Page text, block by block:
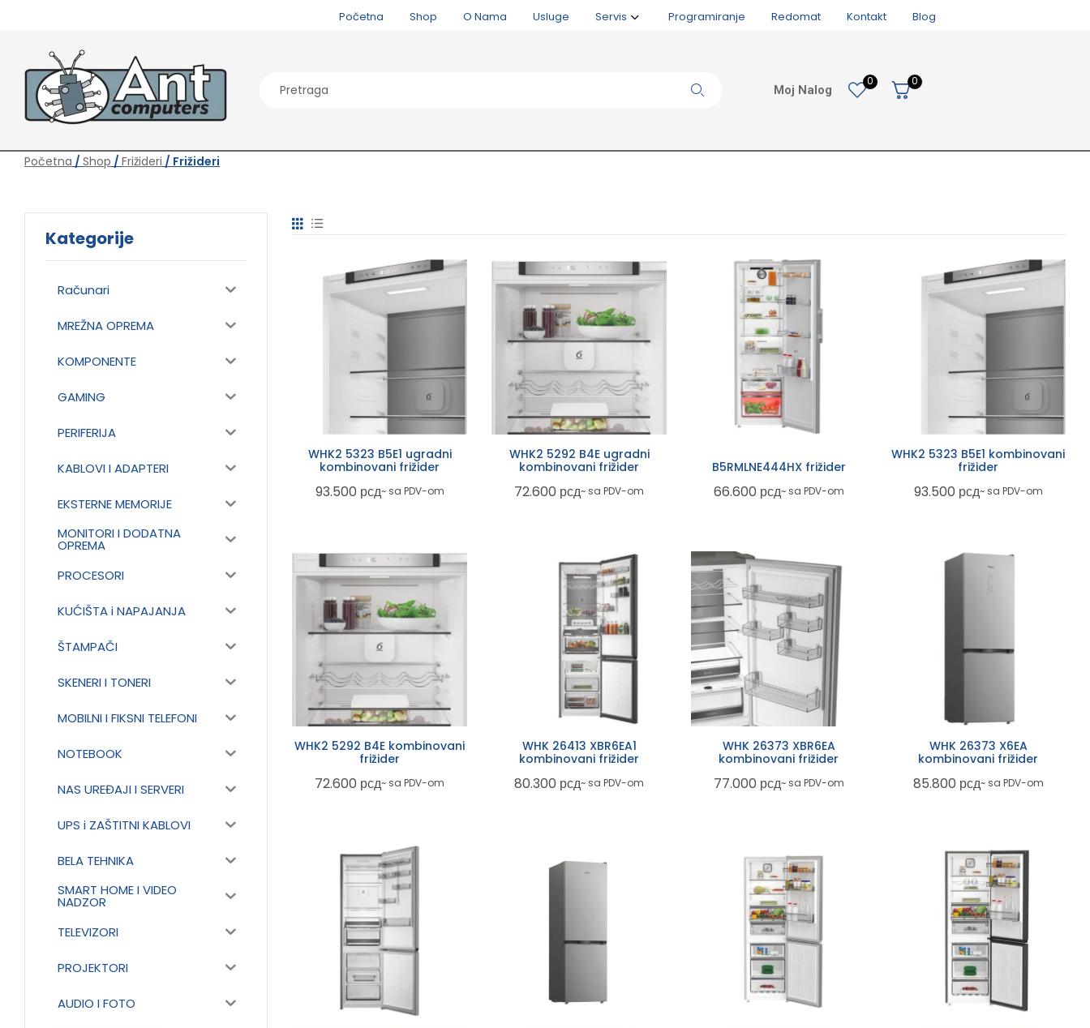
Početna Shop O Nama Usluge Servis Programiranje Redomat Kontakt Blog
Moj Nalog
0 0
Početna / Shop / Frižideri / Frižideri
WHK2 5323 B5E1 ugradni
kombinovani frižider
93.500 рсд~ sa PDV-om
WHK2 5292 B4E ugradni
kombinovani frižider
72.600 рсд~ sa PDV-om
B5RMLNE444HX frižider
66.600 рсд~ sa PDV-om
WHK2 5323 B5E1 kombinovani
frižider
93.500 рсд~ sa PDV-om
WHK2 5292 B4E kombinovani
frižider
72.600 рсд~ sa PDV-om
WHK 26413 XBR6EA1
kombinovani frižider
80.300 рсд~ sa PDV-om
WHK 26373 XBR6EA
kombinovani frižider
77.000 рсд~ sa PDV-om
WHK 26373 X6EA
kombinovani frižider
85.800 рсд~ sa PDV-om
Kategorije
Računari
MREŽNA OPREMA
KOMPONENTE
GAMING
PERIFERIJA
KABLOVI I ADAPTERI
EKSTERNE MEMORIJE
MONITORI I DODATNA
OPREMA
PROCESORI
KUĆIŠTA i NAPAJANJA
ŠTAMPAČI
SKENERI I TONERI
MOBILNI I FIKSNI TELEFONI
NOTEBOOK
NAS UREĐAJI I SERVERI
UPS i ZAŠTITNI KABLOVI
BELA TEHNIKA
SMART HOME I VIDEO
NADZOR
TELEVIZORI
PROJEKTORI
AUDIO I FOTO